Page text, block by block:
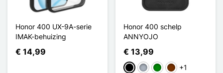
Honor 400 UX-9A-serie
IMAK-behuizing
€ 14,99
Honor 400 schelp
ANNYOJO
€ 13,99
ZwartGrijsGroenKoffie
+1